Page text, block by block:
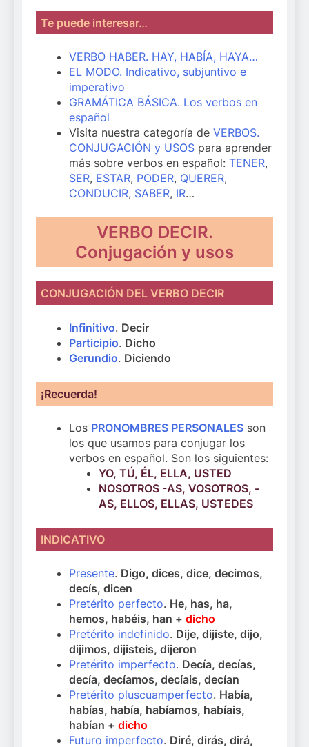
Te puede interesar…
VERBO HABER. HAY, HABÍA, HAYA…
EL MODO. Indicativo, subjuntivo e
imperativo
GRAMÁTICA BÁSICA. Los verbos en
español
Visita nuestra categoría de VERBOS.
CONJUGACIÓN y USOS para aprender
más sobre verbos en español: TENER,
SER, ESTAR, PODER, QUERER,
CONDUCIR, SABER, IR…
VERBO DECIR.
Conjugación y usos
CONJUGACIÓN DEL VERBO DECIR
Infinitivo. Decir
Participio. Dicho
Gerundio. Diciendo
¡Recuerda!
Los PRONOMBRES PERSONALES son
los que usamos para conjugar los
verbos en español. Son los siguientes:
YO, TÚ, ÉL, ELLA, USTED
NOSOTROS -AS, VOSOTROS, -
AS, ELLOS, ELLAS, USTEDES
INDICATIVO
Presente. Digo, dices, dice, decimos,
decís, dicen
Pretérito perfecto. He, has, ha,
hemos, habéis, han + dicho
Pretérito indefinido. Dije, dijiste, dijo,
dijimos, dijisteis, dijeron
Pretérito imperfecto. Decía, decías,
decía, decíamos, decíais, decían
Pretérito pluscuamperfecto. Había,
habías, había, habíamos, habíais,
habían + dicho
Futuro imperfecto. Diré, dirás, dirá,